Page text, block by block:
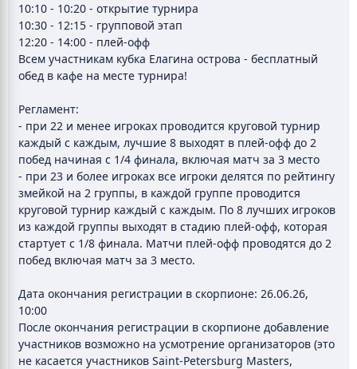
10:10 - 10:20 - открытие турнира
10:30 - 12:15 - групповой этап
12:20 - 14:00 - плей-офф
Всем участникам кубка Елагина острова - бесплатный
обед в кафе на месте турнира!
Регламент:
- при 22 и менее игроках проводится круговой турнир
каждый с каждым, лучшие 8 выходят в плей-офф до 2
побед начиная с 1/4 финала, включая матч за 3 место
- при 23 и более игроках все игроки делятся по рейтингу
змейкой на 2 группы, в каждой группе проводится
круговой турнир каждый с каждым. По 8 лучших игроков
из каждой группы выходят в стадию плей-офф, которая
стартует с 1/8 финала. Матчи плей-офф проводятся до 2
побед включая матч за 3 место.
Дата окончания регистрации в скорпионе: 26.06.26,
10:00
После окончания регистрации в скорпионе добавление
участников возможно на усмотрение организаторов (это
не касается участников Saint-Petersburg Masters,